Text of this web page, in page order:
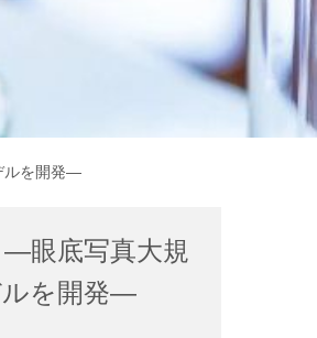
ルを開発―
―眼底写真大規
ルを開発―